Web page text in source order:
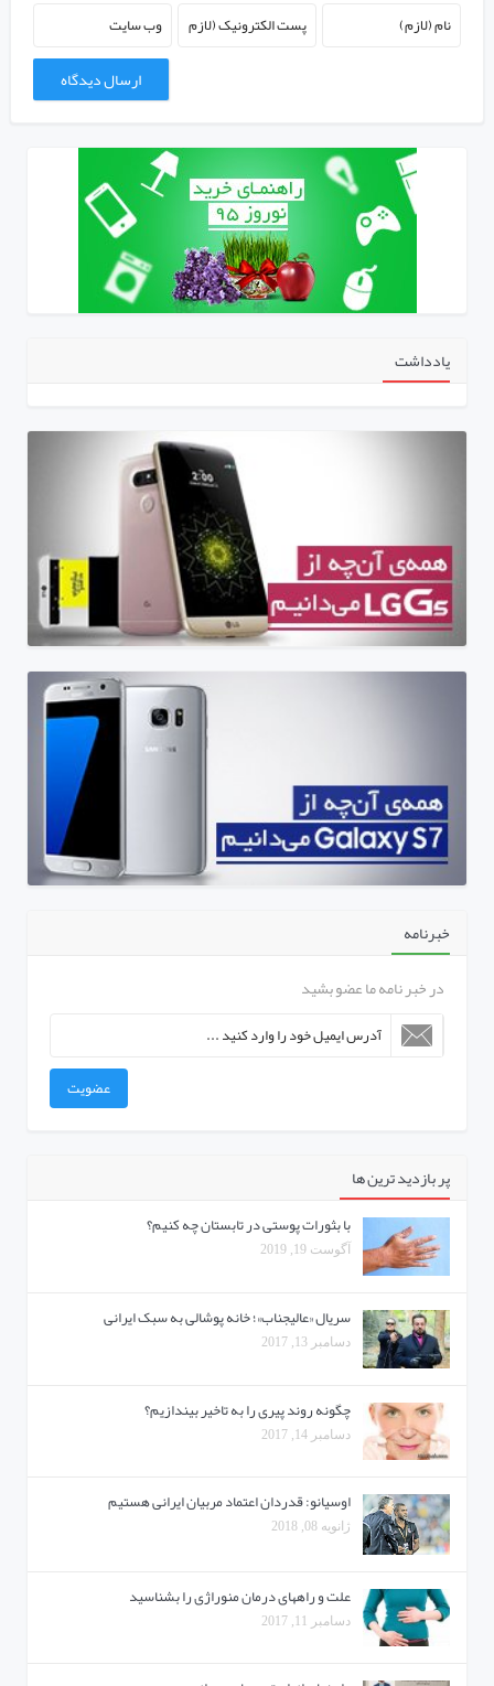
یادداشت
خبرنامه
در خبر نامه ما عضو بشید
عضویت
پر بازدید ترین ها
با بثورات پوستی در تابستان چه کنیم؟
آگوست 19, 2019
سریال «عالیجناب»؛ خانه پوشالی به سبک ایرانی
دسامبر 13, 2017
چگونه روند پیری را به تاخیر بیندازیم؟
دسامبر 14, 2017
اوسیانو: قدردان اعتماد مربیان ایرانی هستیم
ژانویه 08, 2018
علت و راههای درمان منوراژی را بشناسید
دسامبر 11, 2017